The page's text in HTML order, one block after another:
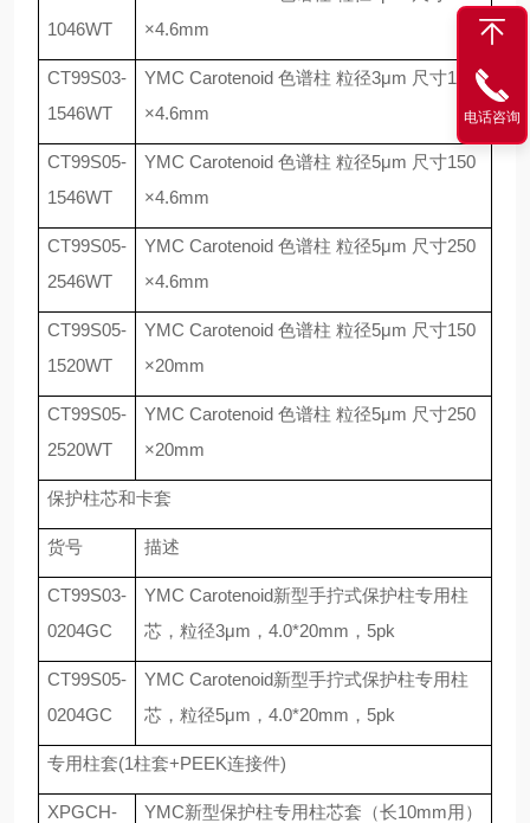
1046WT
×4.6mm
CT99S03-
1546WT
YMC Carotenoid 色谱柱 粒径3μm 尺寸150
×4.6mm
CT99S05-
1546WT
YMC Carotenoid 色谱柱 粒径5μm 尺寸150
×4.6mm
CT99S05-
2546WT
YMC Carotenoid 色谱柱 粒径5μm 尺寸250
×4.6mm
CT99S05-
1520WT
YMC Carotenoid 色谱柱 粒径5μm 尺寸150
×20mm
CT99S05-
2520WT
YMC Carotenoid 色谱柱 粒径5μm 尺寸250
×20mm
保护柱芯和卡套
货号 描述
CT99S03-
0204GC
YMC Carotenoid新型手拧式保护柱专用柱
芯，粒径3μm ， 4.0*20mm ， 5pk
CT99S05-
0204GC
YMC Carotenoid新型手拧式保护柱专用柱
芯，粒径5μm ， 4.0*20mm ， 5pk
专用柱套(1柱套+PEEK连接件)
XPGCH-
YMC新型保护柱专用柱芯套（长10mm用）
电话咨询